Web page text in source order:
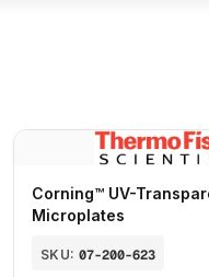
Corning™ UV-
Microplates
SKU: 07-200-623